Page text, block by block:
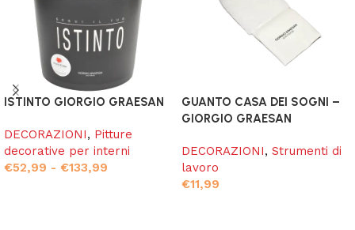
ISTINTO GIORGIO GRAESAN
DECORAZIONI, Pitture
decorative per interni
€52,99 - €133,99
GUANTO CASA DEI SOGNI –
GIORGIO GRAESAN
DECORAZIONI, Strumenti di
lavoro
€11,99